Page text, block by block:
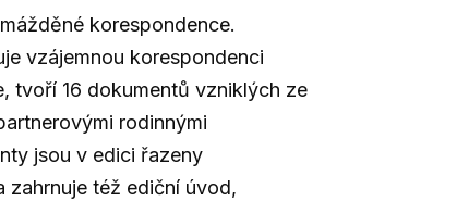
korespondence.
vzájemnou korespondenci
tvoří 16 dokumentů vzniklých ze
rodinnými
jsou v edici řazeny
zahrnuje též ediční úvod,